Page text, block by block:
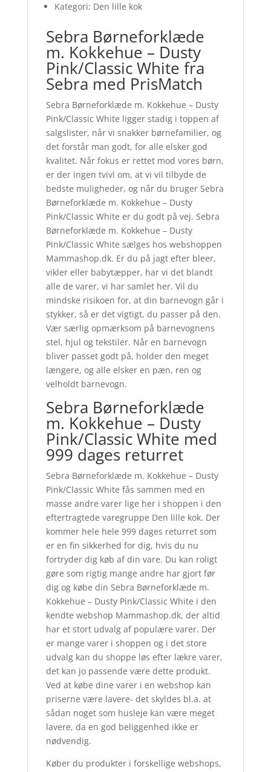
Kategori: Den lille kok
Sebra Børneforklæde
m. Kokkehue – Dusty
Pink/Classic White fra
Sebra med PrisMatch
Sebra Børneforklæde m. Kokkehue – Dusty
Pink/Classic White ligger stadig i toppen af
salgslister, når vi snakker børnefamilier, og
det forstår man godt, for alle elsker god
kvalitet. Når fokus er rettet mod vores børn,
er der ingen tvivl om, at vi vil tilbyde de
bedste muligheder, og når du bruger Sebra
Børneforklæde m. Kokkehue – Dusty
Pink/Classic White er du godt på vej. Sebra
Børneforklæde m. Kokkehue – Dusty
Pink/Classic White sælges hos webshoppen
Mammashop.dk. Er du på jagt efter bleer,
vikler eller babytæpper, har vi det blandt
alle de varer, vi har samlet her. Vil du
mindske risikoen for, at din barnevogn går i
stykker, så er det vigtigt, du passer på den.
Vær særlig opmærksom på barnevognens
stel, hjul og tekstiler. Når en barnevogn
bliver passet godt på, holder den meget
længere, og alle elsker en pæn, ren og
velholdt barnevogn.
Sebra Børneforklæde
m. Kokkehue – Dusty
Pink/Classic White med
999 dages returret
Sebra Børneforklæde m. Kokkehue – Dusty
Pink/Classic White fås sammen med en
masse andre varer lige her i shoppen i den
eftertragtede varegruppe Den lille kok. Der
kommer hele hele 999 dages returret som
er en fin sikkerhed for dig, hvis du nu
fortryder dig køb af din vare. Du kan roligt
gøre som rigtig mange andre har gjort før
dig og købe din Sebra Børneforklæde m.
Kokkehue – Dusty Pink/Classic White i den
kendte webshop Mammashop.dk, der altid
har et stort udvalg af populære varer. Der
er mange varer i shoppen og i det store
udvalg kan du shoppe løs efter lækre varer,
det kan jo passende være dette produkt.
Ved at købe dine varer i en webshop kan
priserne være lavere- det skyldes bl.a. at
sådan noget som husleje kan være meget
lavere, da en god beliggenhed ikke er
nødvendig.
Køber du produkter i forskellige webshops,